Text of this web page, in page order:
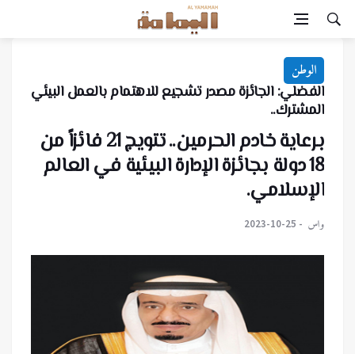
الوطن
الفضلي: الجائزة مصدر تشجيع للاهتمام بالعمل البيئي
المشترك..
برعاية خادم الحرمين.. تتويج 21 فائزاً من
18 دولة بجائزة الإدارة البيئية في العالم
الإسلامي.
واس 2023-10-25